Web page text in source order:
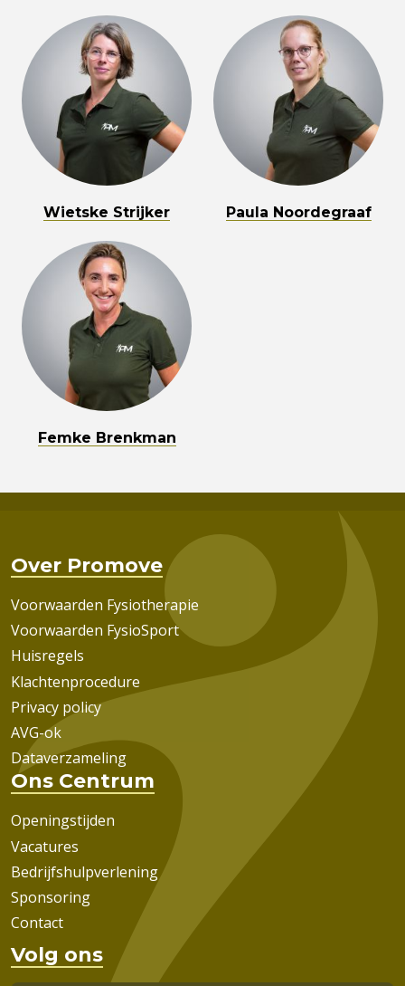
Wietske Strijker Paula Noordegraaf
Femke Brenkman
Over Promove
Voorwaarden Fysiotherapie
Voorwaarden FysioSport
Huisregels
Klachtenprocedure
Privacy policy
AVG-ok
Dataverzameling
Ons Centrum
Openingstijden
Vacatures
Bedrijfshulpverlening
Sponsoring
Contact
Volg ons